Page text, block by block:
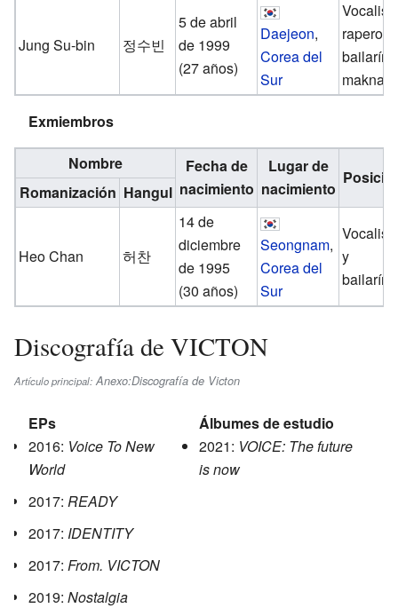
Jung Su-bin 정수빈
5 de abril
de 1999
(27 años)
Daejeon,
Corea del
Sur
rapero,
bailarín
maknae.
Exmiembros
Nombre
Fecha de
nacimiento
Lugar de
nacimiento
Romanización Hangul
Heo Chan 허찬
14 de
diciembre
de 1995
(30 años)
Seongnam,
Corea del
Sur
y
bailarín.
Discografía de VICTON
Artículo principal: Anexo:Discografía de Victon
EPs
2016: Voice To New
World
2017: READY
2017: IDENTITY
2017: From. VICTON
2019: Nostalgia
Álbumes de estudio
2021: VOICE: The future
is now